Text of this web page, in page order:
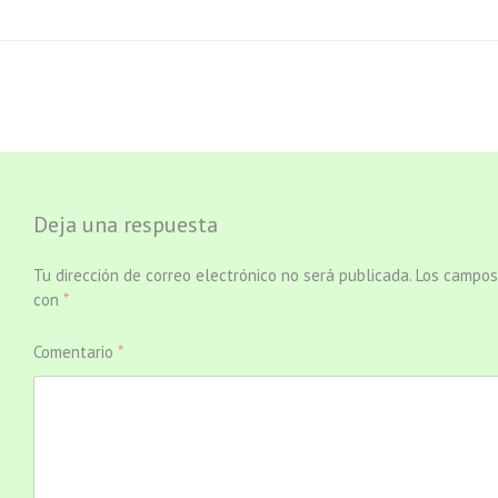
Deja una respuesta
Tu dirección de correo electrónico no será publicada. Los
con *
Comentario *